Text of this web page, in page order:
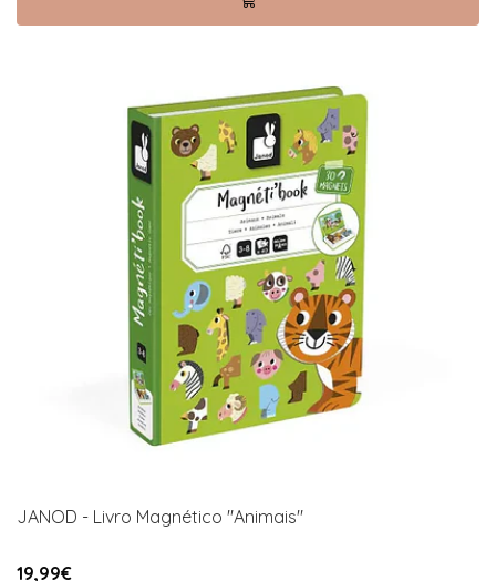
JANOD - Livro Magnético "Animais"
19,99€